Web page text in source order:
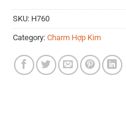
SKU: H760
Category: Charm Hợp Kim